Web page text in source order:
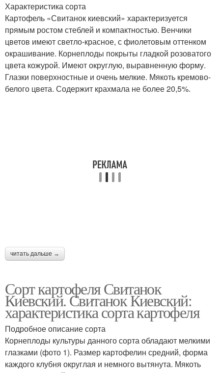
Характеристика сорта
Картофель «Свитанок киевский» характеризуется
прямым ростом стеблей и компактностью. Венчики
цветов имеют светло-красное, с фиолетовым оттенком
окрашивание. Корнеплоды покрыты гладкой розоватого
цвета кожурой. Имеют округлую, выравненную форму.
Глазки поверхностные и очень мелкие. Мякоть кремово-
белого цвета. Содержит крахмала не более 20,5%.
читать дальше →
Сорт картофеля Свитанок
Киевский. Свитанок Киевский:
характеристика сорта картофеля
Подробное описание сорта
Корнеплоды культуры данного сорта обладают мелкими
глазками (фото 1). Размер картофелин средний, форма
каждого клубня округлая и немного вытянута. Мякоть